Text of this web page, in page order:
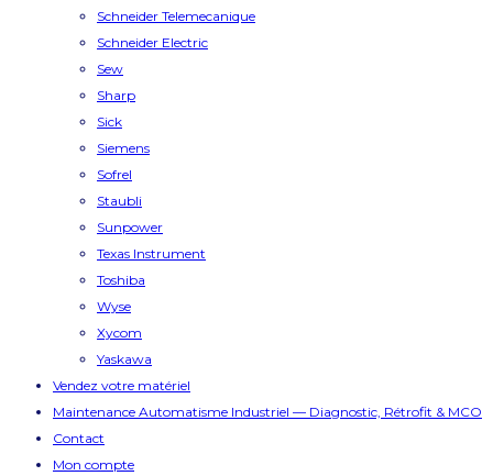
Schneider Telemecanique
Schneider Electric
Sew
Sharp
Sick
Siemens
Sofrel
Staubli
Sunpower
Texas Instrument
Toshiba
Wyse
Xycom
Yaskawa
Vendez votre matériel
Maintenance Automatisme Industriel — Diagnostic, Rétrofit & MCO
Contact
Mon compte